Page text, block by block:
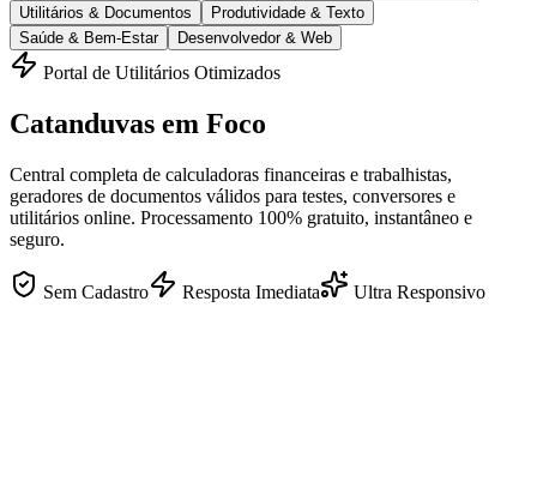
Utilitários & Documentos
Produtividade & Texto
Saúde & Bem-Estar
Desenvolvedor & Web
Portal de Utilitários Otimizados
Catanduvas em Foco
Central completa de calculadoras financeiras e trabalhistas,
geradores de documentos válidos para testes, conversores e
utilitários online. Processamento 100% gratuito, instantâneo e
seguro.
Sem Cadastro Resposta Imediata Ultra Responsivo